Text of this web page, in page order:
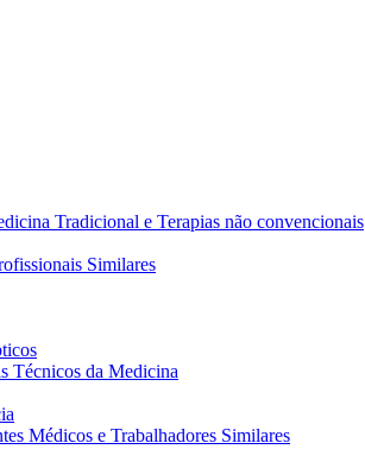
Tradicional e Terapias não convencionais
Similares
Técnicos da Medicina
Médicos e Trabalhadores Similares